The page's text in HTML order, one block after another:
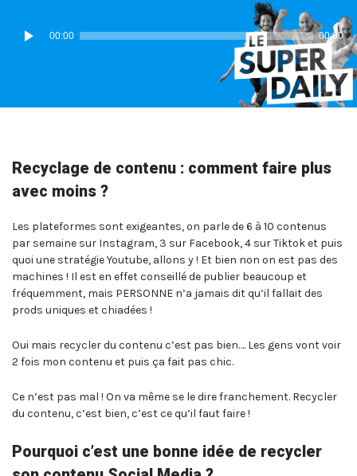
Lecteur
audio
00:00 00:00
Recyclage de contenu : comment faire plus
avec moins ?
Les plateformes sont exigeantes, on parle de 6 à 10 contenus
par semaine sur Instagram, 3 sur Facebook, 4 sur Tiktok et puis
quoi une stratégie Youtube, allons y ! Et bien non on est pas des
machines ! Il est en effet conseillé de publier beaucoup et
fréquemment, mais PERSONNE n’a jamais dit qu’il fallait des
prods uniques et chiadées !
Oui mais recycler du contenu c’est pas bien…. Les gens vont voir
2 fois mon contenu et puis ça fait pas chic.
Ce n’est pas mal ! On va même se le dire franchement. Recycler
du contenu, c’est bien, c’est ce qu’il faut faire !
Pourquoi c’est une bonne idée de recycler